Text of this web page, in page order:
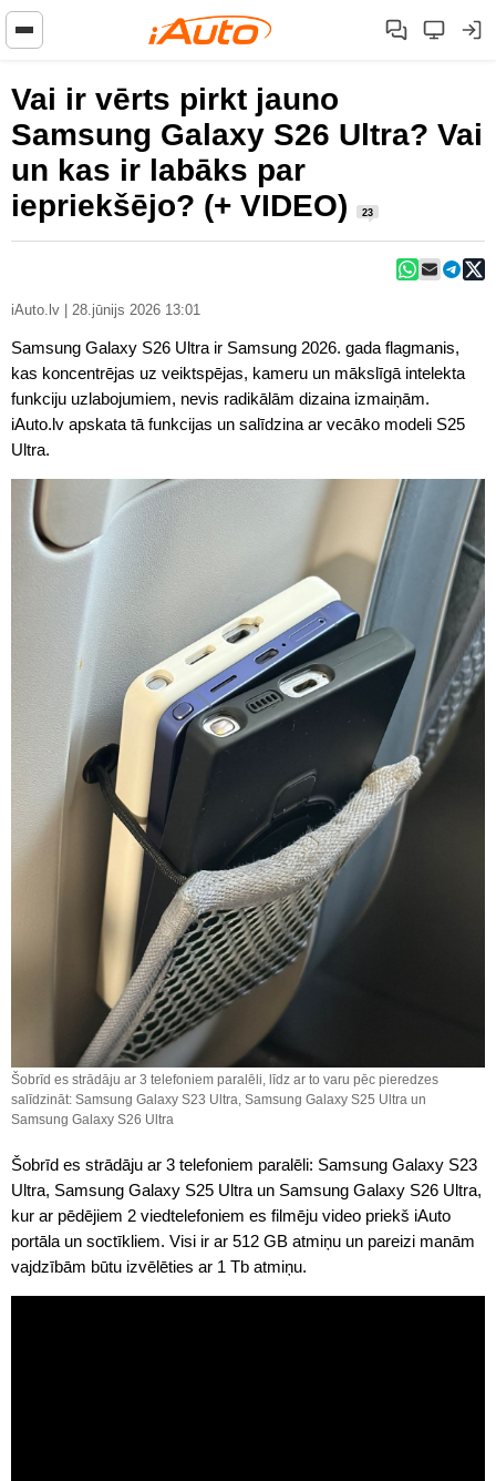
Vai ir vērts pirkt jauno
Samsung Galaxy S26 Ultra? Vai
un kas ir labāks par
iepriekšējo? (+ VIDEO)
23
iAuto.lv | 28.jūnijs 2026 13:01
Samsung Galaxy S26 Ultra ir Samsung 2026. gada flagmanis,
kas koncentrējas uz veiktspējas, kameru un mākslīgā intelekta
funkciju uzlabojumiem, nevis radikālām dizaina izmaiņām.
iAuto.lv apskata tā funkcijas un salīdzina ar vecāko modeli S25
Ultra.
Šobrīd es strādāju ar 3 telefoniem paralēli, līdz ar to varu pēc pieredzes
salīdzināt: Samsung Galaxy S23 Ultra, Samsung Galaxy S25 Ultra un
Samsung Galaxy S26 Ultra
Šobrīd es strādāju ar 3 telefoniem paralēli: Samsung Galaxy S23
Ultra, Samsung Galaxy S25 Ultra un Samsung Galaxy S26 Ultra,
kur ar pēdējiem 2 viedtelefoniem es filmēju video priekš iAuto
portāla un soctīkliem. Visi ir ar 512 GB atmiņu un pareizi manām
vajdzībām būtu izvēlēties ar 1 Tb atmiņu.